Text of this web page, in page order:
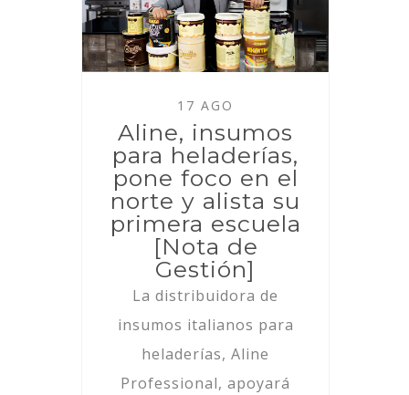
17 AGO
Aline, insumos
para heladerías,
pone foco en el
norte y alista su
primera escuela
[Nota de
Gestión]
La distribuidora de
insumos italianos para
heladerías, Aline
Professional, apoyará